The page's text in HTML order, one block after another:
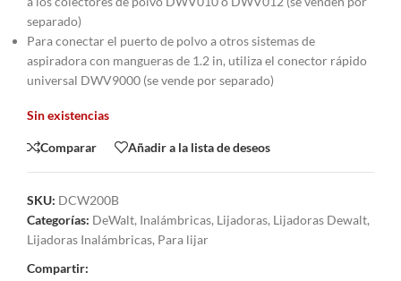
separado)
Para conectar el puerto de polvo a otros sistemas de
aspiradora con mangueras de 1.2 in, utiliza el conector rápido
universal DWV9000 (se vende por separado)
Sin existencias
Comparar Añadir a la lista de deseos
SKU: DCW200B
Categorías: DeWalt, Inalámbricas, Lijadoras, Lijadoras Dewalt,
Lijadoras Inalámbricas, Para lijar
Compartir: